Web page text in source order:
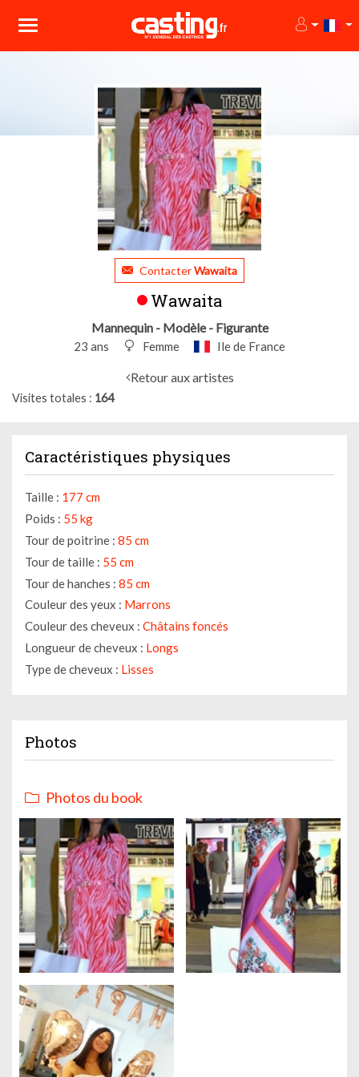
ContacterWawaita
Wawaita
Mannequin - Modèle - Figurante
23 ans Femme Ile de France
Retour aux artistes
Visites totales 164
Caractéristiques physiques
Taille : 177 cm
Poids : 55 kg
Tour de poitrine : 85 cm
Tour de taille : 55 cm
Tour de hanches : 85 cm
Couleur des yeux : Marrons
Couleur des cheveux : Châtains foncés
Longueur de cheveux : Longs
Type de cheveux : Lisses
Photos
Photos du book